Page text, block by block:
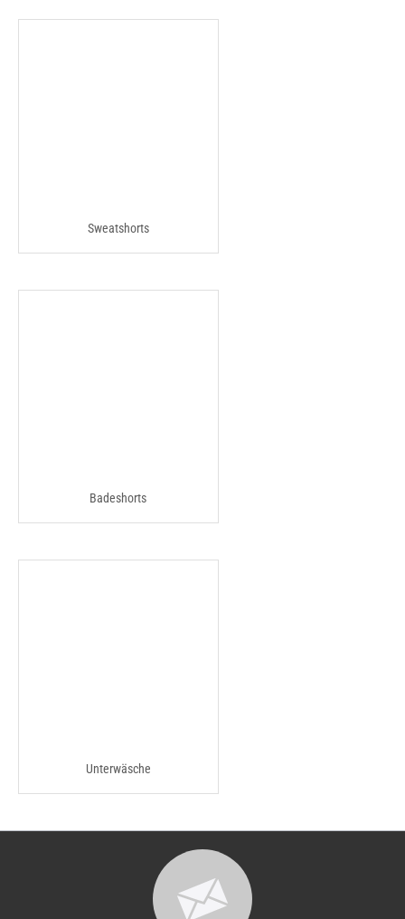
Sweatshorts
Badeshorts
Unterwäsche